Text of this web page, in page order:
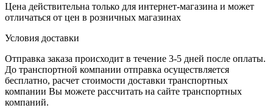
Цена действительна только для интернет-магазина и может
отличаться от цен в розничных магазинах
Условия доставки
Отправка заказа происходит в течение 3-5 дней после оплаты.
До транспортной компании отправка осуществляется
бесплатно, расчет стоимости доставки транспортных
компании Вы можете рассчитать на сайте транспортных
компаний.